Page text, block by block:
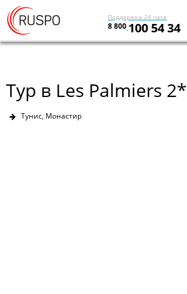
Поддержка 24 часа
8 800 100 54 34
Тур в Les Palmiers 2*
Тунис, Монастир